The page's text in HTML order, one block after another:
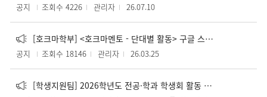
공지 조회수 4226 관리자 26.07.10
[호크마학부] <호크마멘토 - 단대별 활동> 구글 스프레드 시트 링크 및 참여 안내
공지 조회수 18146 관리자 26.03.25
[학생지원팀] 2026학년도 전공·학과 학생회 활동 지원 사업 안내 (신청기간 4. 1.~10. 16.)